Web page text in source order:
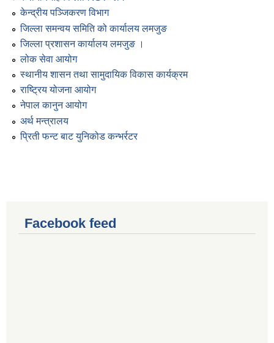
केन्द्रीय पञ्जिकरण विभाग
जिल्ला समन्वय समिति को कार्यालय लमजुङ
जिल्ला प्रशासन कार्यालय लमजुङ ।
लोक सेवा आयोग
स्थानीय शासन तथा सामुदायिक विकास कार्यक्रम
राष्ट्रिय योजना आयोग
नेपाल कानुन आयोग
अर्थ मन्त्रालय
प्रिती फन्ट बाट युनिकोड कन्भर्रटर
Facebook feed